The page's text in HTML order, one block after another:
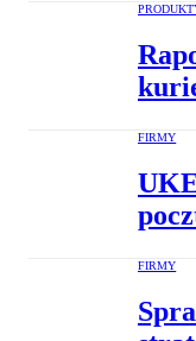
FIRMY
FIRMY